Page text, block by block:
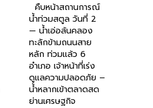
คืบหน้าสถานการณ์
น้ำท่วมสตูล วันที่ 2
— น้ำเอ่อล้นคลอง
ทะลักข้ามถนนสาย
หลัก ท่วมแล้ว 6
อำเภอ เจ้าหน้าที่เร่ง
ดูแลความปลอดภัย –
น้ำหลากเข้าตลาดสด
ย่านเศรษฐกิจ